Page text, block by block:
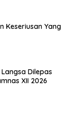
Keseriusan Yang
Dilepas
XII 2026